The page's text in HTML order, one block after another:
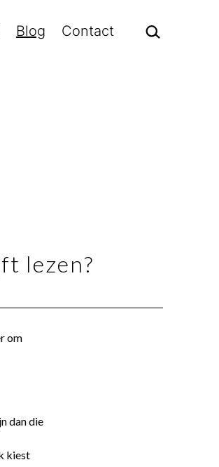
Blog Contact Zoek…
lezen?
om
dan die
kiest